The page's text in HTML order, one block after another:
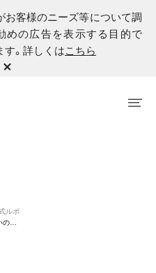
お客様のニーズ等について調
めの広告を表示する目的で
。詳しくはこちら
ルポ
の…